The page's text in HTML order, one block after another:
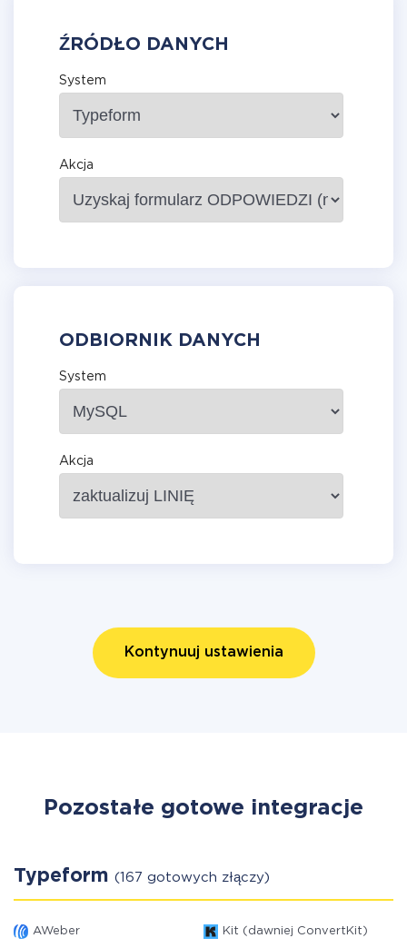
ŹRÓDŁO DANYCH
System
Akcja
ODBIORNIK DANYCH
System
Akcja
Kontynuuj ustawienia
Pozostałe gotowe integracje
Typeform (167 gotowych złączy)
AWeber Kit (dawniej ConvertKit)